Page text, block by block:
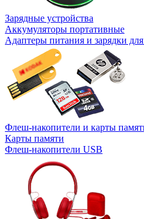
Зарядные устройства
Аккумуляторы портативные
Адаптеры питания и зарядки
Флеш-накопители и карты
Карты памяти
Флеш-накопители USB